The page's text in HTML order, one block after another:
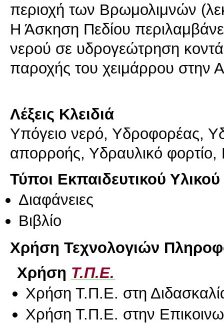
περιοχή των Βρωμολιμνών
Η Άσκηση Πεδίου
νερού σε υδρογεώτρηση
παροχής του χειμάρρου στην
Λέξεις Κλειδιά
Υπόγειο νερό, Υδροφορέας,
απορροής, Υδραυλικό
Τύποι Εκπαιδευτικού Υλικού
Διαφάνειες
Βιβλίο
Χρήση Τεχνολογιών
Χρήση Τ.Π.Ε.
Χρήση Τ.Π.Ε. στη
Χρήση Τ.Π.Ε. στην